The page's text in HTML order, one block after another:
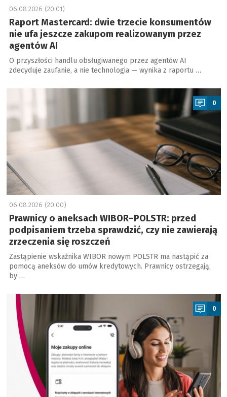
06.08.2026 (20:01)
Raport Mastercard: dwie trzecie konsumentów
nie ufa jeszcze zakupom realizowanym przez
agentów AI
O przyszłości handlu obsługiwanego przez agentów AI
zdecyduje zaufanie, a nie technologia — wynika z raportu …
a
0
06.08.2026 (20:00)
Prawnicy o aneksach WIBOR–POLSTR: przed
podpisaniem trzeba sprawdzić, czy nie zawierają
zrzeczenia się roszczeń
Zastąpienie wskaźnika WIBOR nowym POLSTR ma nastąpić za
pomocą aneksów do umów kredytowych. Prawnicy ostrzegają,
by …
0